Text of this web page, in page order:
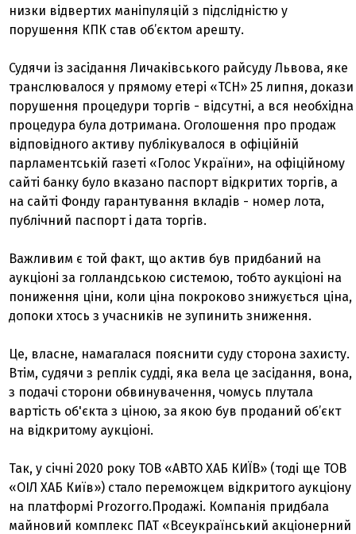
низки відвертих маніпуляцій з підслідністю у
порушення КПК став об’єктом арешту.
Судячи із засідання Личаківського райсуду Львова, яке
транслювалося у прямому етері «ТСН» 25 липня, докази
порушення процедури торгів - відсутні, а вся необхідна
процедура була дотримана. Оголошення про продаж
відповідного активу публікувалося в офіційній
парламентській газеті «Голос України», на офіційному
сайті банку було вказано паспорт відкритих торгів, а
на сайті Фонду гарантування вкладів - номер лота,
публічний паспорт і дата торгів.
Важливим є той факт, що актив був придбаний на
аукціоні за голландською системою, тобто аукціоні на
пониження ціни, коли ціна покроково знижується ціна,
допоки хтось з учасників не зупинить зниження.
Це, власне, намагалася пояснити суду сторона захисту.
Втім, судячи з реплік судді, яка вела це засідання, вона,
з подачі сторони обвинувачення, чомусь плутала
вартість об'єкта з ціною, за якою був проданий об’єкт
на відкритому аукціоні.
Так, у січні 2020 року ТОВ «АВТО ХАБ КИЇВ» (тоді ще ТОВ
«ОІЛ ХАБ Київ») стало переможцем відкритого аукціону
на платформі Prozorro.Продажі. Компанія придбала
майновий комплекс ПАТ «Всеукраїнський акціонерний